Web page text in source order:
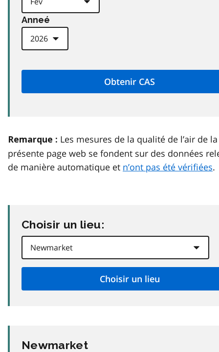
Anneé
Remarque : Les mesures de la qualité de l’air de la
présente page web se fondent sur des données
de manière automatique et n’ont pas été vérifiées.
Choisir un lieu:
Newmarket